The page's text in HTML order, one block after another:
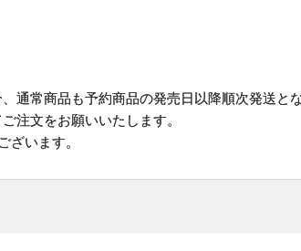
通常商品も予約商品の発売日以降順次発送と
注文をお願いいたします。
ざいます。